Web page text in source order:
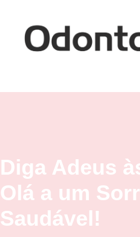
Diga Adeus
Olá a um
Saudável!